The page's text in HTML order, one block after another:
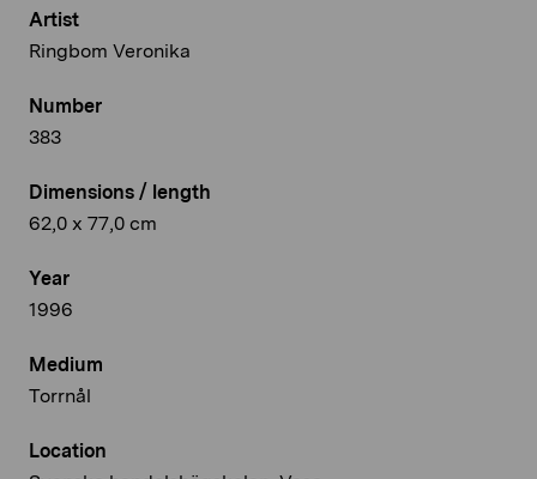
Artist
Ringbom Veronika
Number
383
Dimensions / length
62,0 x 77,0 cm
Year
1996
Medium
Torrnål
Location